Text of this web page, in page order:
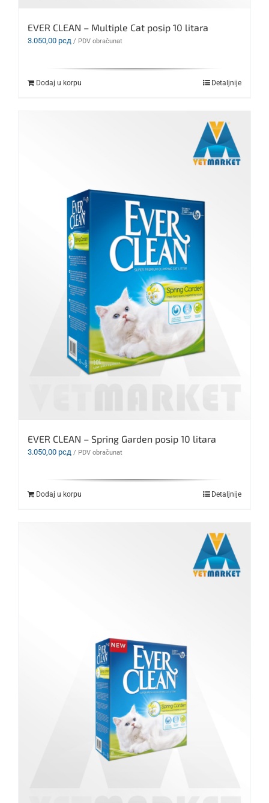
EVER CLEAN – Multiple Cat posip 10 litara
3.050,00 рсд / PDV obračunat
Dodaj u korpu Detaljnije
EVER CLEAN – Spring Garden posip 10 litara
3.050,00 рсд / PDV obračunat
Dodaj u korpu Detaljnije